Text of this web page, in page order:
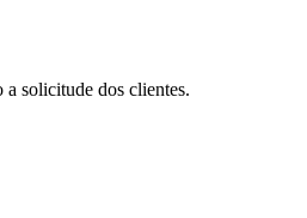
a solicitude dos clientes.